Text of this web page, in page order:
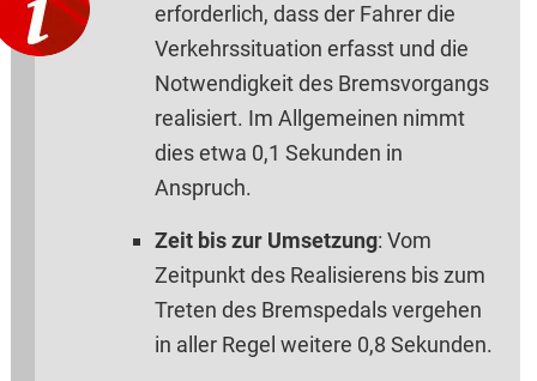
erforderlich, dass der Fahrer die
Verkehrssituation erfasst und die
Notwendigkeit des Bremsvorgangs
realisiert. Im Allgemeinen nimmt
dies etwa 0,1 Sekunden in
Anspruch.
Zeit bis zur Umsetzung: Vom
Zeitpunkt des Realisierens bis zum
Treten des Bremspedals vergehen
in aller Regel weitere 0,8 Sekunden.